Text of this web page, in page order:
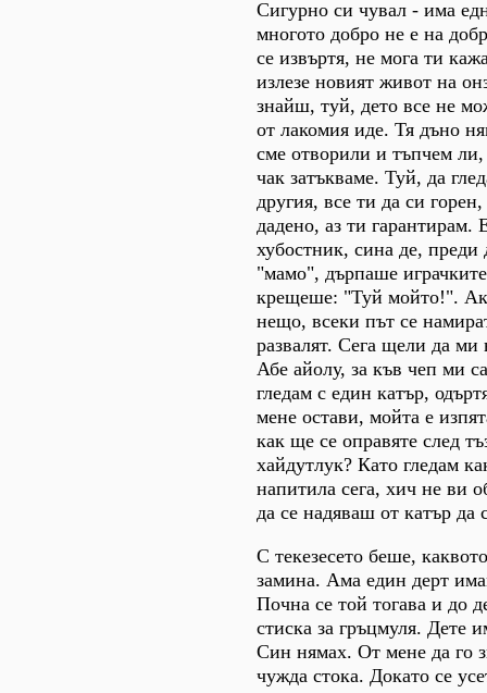
Сигурно си чувал - има
многото добро не е на
се извъртя, не мога ти
излезе новият живот на
знайш, туй, дето все не
от лакомия иде. Тя дъно
сме отворили и тъпчем
чак затъкваме. Туй, да
другия, все ти да си
дадено, аз ти
хубостник, сина де, преди
"мамо", дърпаше
крещеше: "Туй мойто!".
нещо, всеки път се
развалят. Сега щели да
Абе айолу, за къв чеп ми
гледам с един катър,
мене остави, мойта е
как ще се оправяте след
хайдутлук? Като гледам
напитила сега, хич не ви
да се надяваш от катър да
С текезесето беше,
замина. Ама един дерт
Почна се той тогава и до
стиска за гръцмуля. Дете
Син нямах. От мене да го
чужда стока. Докато се